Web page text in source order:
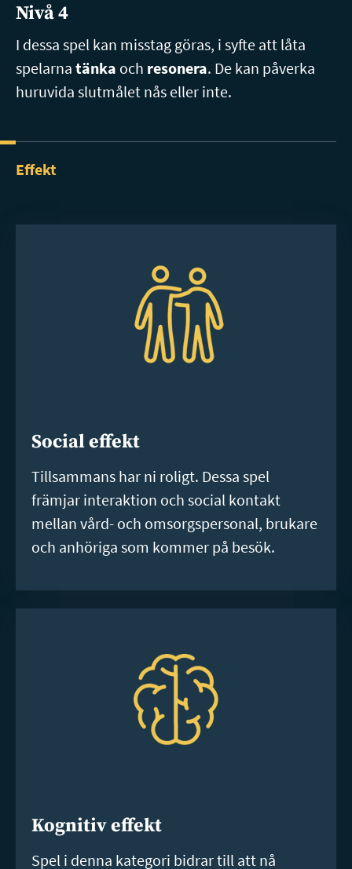
Nivå 4
I dessa spel kan misstag göras, i syfte att låta
spelarna tänka och resonera. De kan påverka
huruvida slutmålet nås eller inte.
Effekt
Social effekt
Tillsammans har ni roligt. Dessa spel
främjar interaktion och social kontakt
mellan vård- och omsorgspersonal, brukare
och anhöriga som kommer på besök.
Kognitiv effekt
Spel i denna kategori bidrar till att nå